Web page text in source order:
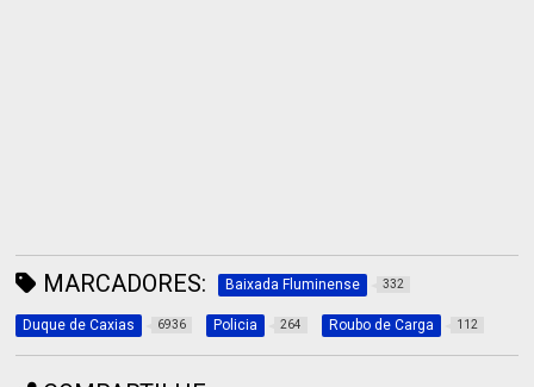
MARCADORES: Baixada Fluminense 332
Duque de Caxias 6936 Policia 264 Roubo de Carga 112